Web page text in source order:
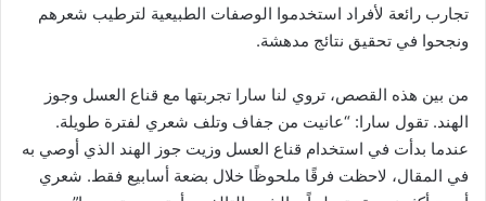
تجارب رائعة لأفراد استخدموا الوصفات الطبيعية لترطيب شعرهم
ونجحوا في تحقيق نتائج مدهشة.
من بين هذه القصص، تروي لنا سارا تجربتها مع قناع العسل وجوز
الهند. تقول سارا: “عانيت من جفاف وتلف شعري لفترة طويلة.
عندما بدأت في استخدام قناع العسل وزيت جوز الهند الذي أوصي به
في المقال، لاحظت فرقًا ملحوظًا خلال بضعة أسابيع فقط. شعري